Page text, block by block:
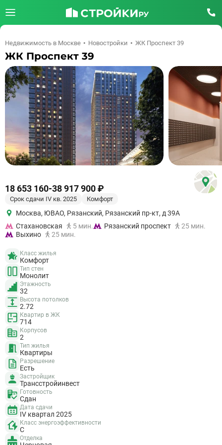
Недвижимость в Москве Новостройки ЖК Проспект 39
ЖК Проспект 39
18 653 160-38 917 900 ₽
Срок сдачи IV кв. 2025 Комфорт
Москва, ЮВАО, Рязанский, Рязанский пр-кт, д 39А
Стахановская
5 мин. Рязанский проспект
25 мин.
Выхино
25 мин.
Класс жилья
Комфорт
Тип стен
Монолит
Этажность
32
Высота потолков
2.72
Квартир в ЖК
714
Корпусов
2
Тип жилья
Квартиры
Разрешение
Есть
Застройщик
Трансстройинвест
Готовность
Сдан
Дата сдачи
IV квартал 2025
Класс энергоэффективности
C
Отделка